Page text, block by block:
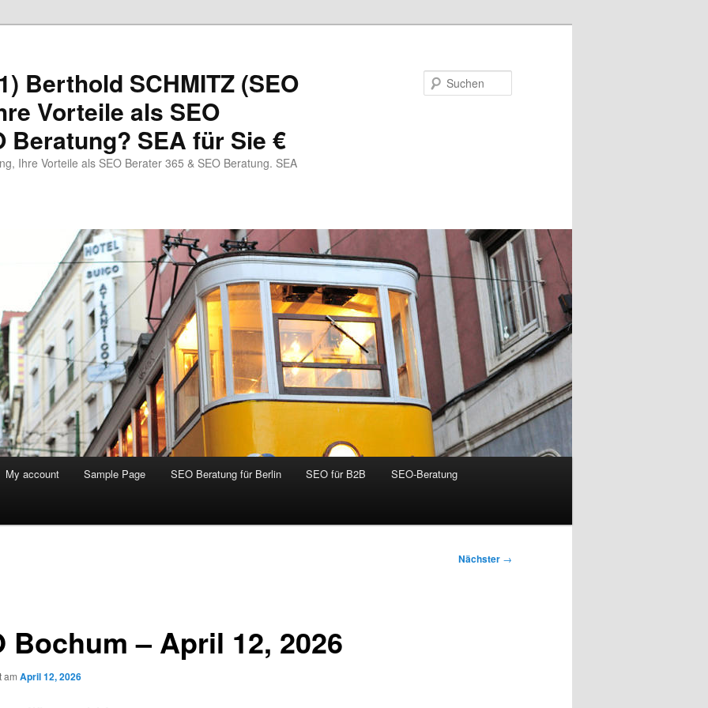
Berthold SCHMITZ (SEO
Vorteile als SEO
Beratung? SEA für Sie €
Ihre Vorteile als SEO Berater 365 & SEO Beratung. SEA
My account Sample Page SEO Beratung für Berlin SEO für B2B SEO-Beratung
Nächster →
Bochum – April 12, 2026
am April 12, 2026